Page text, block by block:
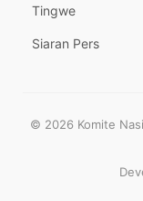
Tingwe
Siaran Pers
© 2026 Komite